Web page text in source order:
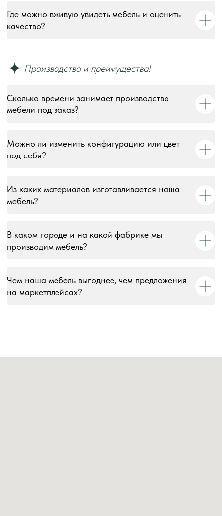
Где можно вживую увидеть мебель и оценить
качество?
Сколько времени занимает производство
мебели под заказ?
Можно ли изменить конфигурацию или цвет
под себя?
Из каких материалов изготавливается наша
мебель?
В каком городе и на какой фабрике мы
производим мебель?
Чем наша мебель выгоднее, чем предложения
на маркетплейсах?